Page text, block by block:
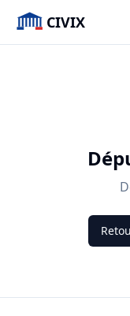
CIVIX